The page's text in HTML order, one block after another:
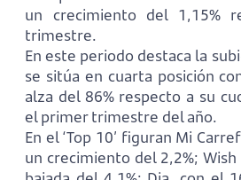
un crecimiento del 1,15%
trimestre.
En este periodo destaca la
se sitúa en cuarta posición
alza del 86% respecto a su
el primer trimestre del año.
En el ‘Top 10’ figuran Mi
un crecimiento del 2,2%;